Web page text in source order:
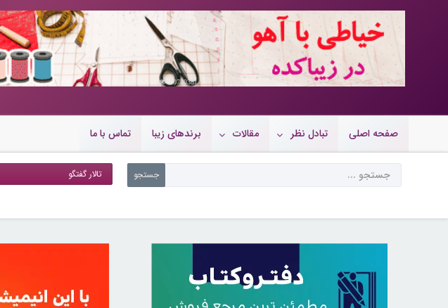
10720381
صفحه اصلی تبادل نظر مقالات برندهای زیبا تماس با ما